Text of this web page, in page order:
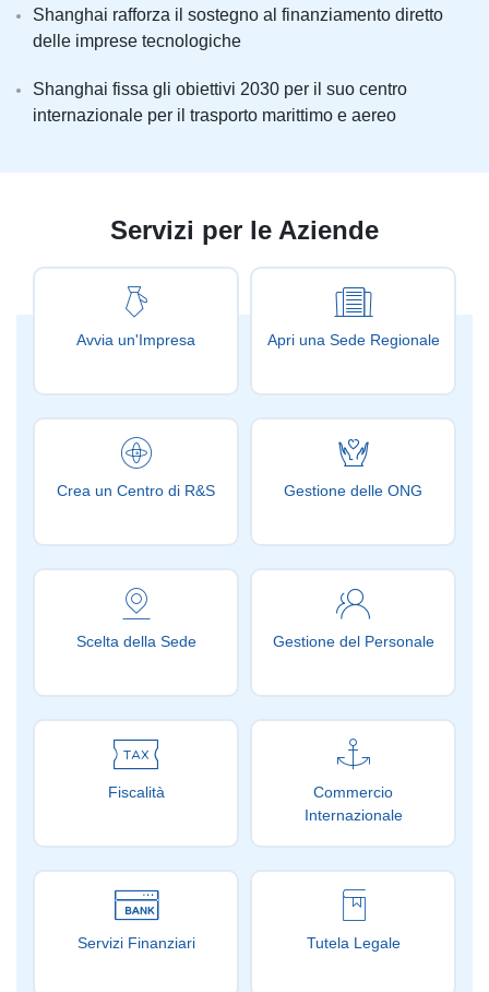
Shanghai rafforza il sostegno al finanziamento diretto
delle imprese tecnologiche
Shanghai fissa gli obiettivi 2030 per il suo centro
internazionale per il trasporto marittimo e aereo
Servizi per le Aziende
Avvia un'Impresa Apri una Sede Regionale
Crea un Centro di R&S Gestione delle ONG
Scelta della Sede Gestione del Personale
Fiscalità
Commercio
Internazionale
Servizi Finanziari Tutela Legale